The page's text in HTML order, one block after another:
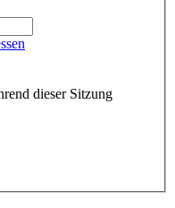
dieser Sitzung